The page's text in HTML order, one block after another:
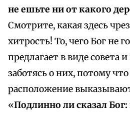
не ешьте ни от какого
Смотрите, какая здесь
хитрость! То, чего Бог не
предлагает в виде совета
заботясь о них, потому
расположение
«Подлинно ли сказал